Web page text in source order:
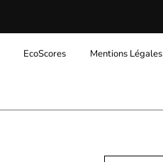
EcoScores Mentions Légales